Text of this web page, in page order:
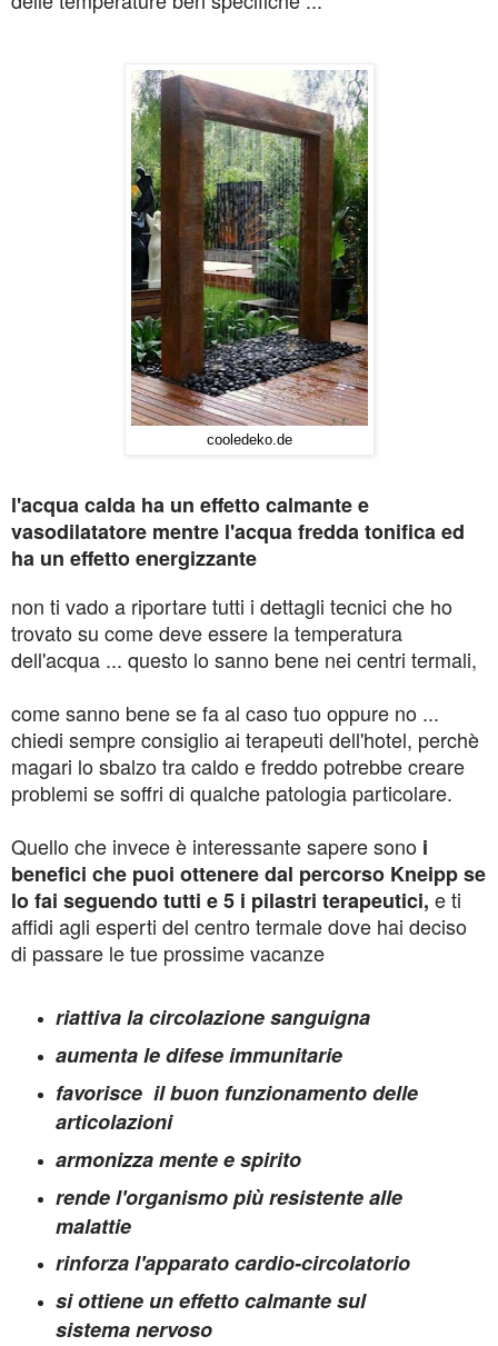
cooledeko.de
l'acqua calda ha un effetto calmante e
vasodilatatore mentre l'acqua fredda tonifica ed
ha un effetto energizzante
non ti vado a riportare tutti i dettagli tecnici che ho
trovato su come deve essere la temperatura
dell'acqua ... questo lo sanno bene nei centri termali,
come sanno bene se fa al caso tuo oppure no ...
chiedi sempre consiglio ai terapeuti dell'hotel, perchè
magari lo sbalzo tra caldo e freddo potrebbe creare
problemi se soffri di qualche patologia particolare.
Quello che invece è interessante sapere sono i
benefici che puoi ottenere dal percorso Kneipp se
lo fai seguendo tutti e 5 i pilastri terapeutici, e ti
affidi agli esperti del centro termale dove hai deciso
di passare le tue prossime vacanze
riattiva la circolazione sanguigna
aumenta le difese immunitarie
favorisce il buon funzionamento delle
articolazioni
armonizza mente e spirito
rende l'organismo più resistente alle
malattie
rinforza l'apparato cardio-circolatorio
si ottiene un effetto calmante sul
sistema nervoso